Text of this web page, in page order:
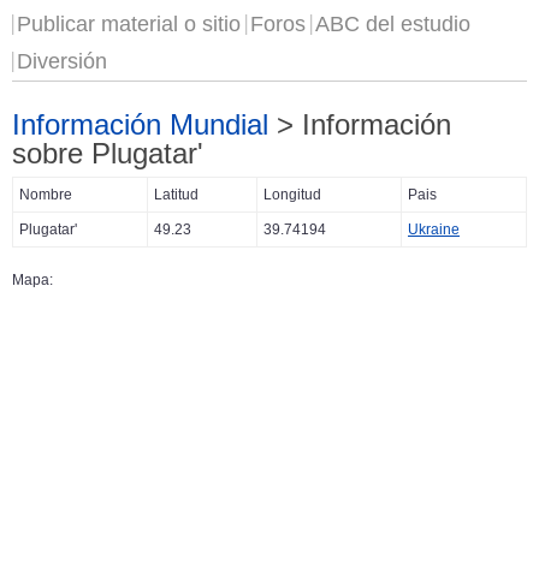
Publicar material o sitio Foros ABC del estudio
Diversión
Información Mundial > Información
sobre Plugatar'
Nombre Latitud Longitud Pais
Plugatar' 49.23 39.74194 Ukraine
Mapa: